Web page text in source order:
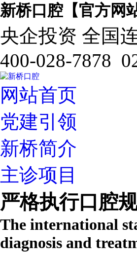
新桥口腔【官方网
央企投资 全国
400-028-7878
网站首页
党建引领
新桥简介
主诊项目
严格执行口腔
The international
diagnosis and